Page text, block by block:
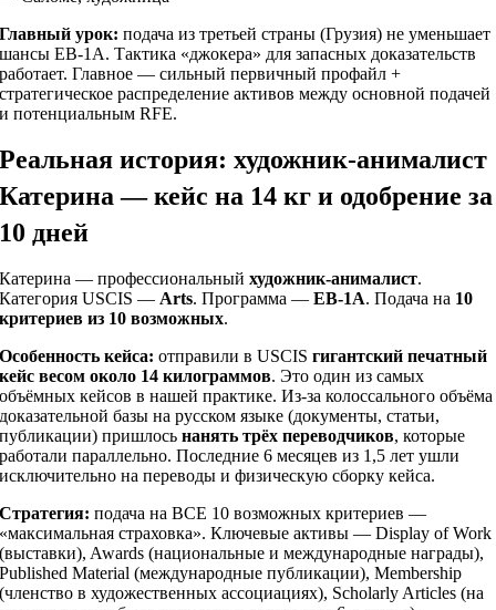
Главный урок: подача из третьей страны (Грузия) не уменьшает
шансы EB-1A. Тактика «джокера» для запасных доказательств
работает. Главное — сильный первичный профайл +
стратегическое распределение активов между основной подачей
и потенциальным RFE.
Реальная история: художник-анималист
Катерина — кейс на 14 кг и одобрение за
10 дней
Катерина — профессиональныйхудожник-анималист.
Категория USCIS — Arts. Программа —EB-1A. Подача на 10
критериев из 10 возможных.
Особенность кейса: отправили в USCISгигантский печатный
кейс весом около 14 килограммов. Это один из самых
объёмных кейсов в нашей практике. Из-за колоссального объёма
доказательной базы на русском языке (документы, статьи,
публикации) пришлосьнанять трёх переводчиков, которые
работали параллельно. Последние 6 месяцев из 1,5 лет ушли
исключительно на переводы и физическую сборку кейса.
Стратегия: подача на ВСЕ 10 возможных критериев —
«максимальная страховка». Ключевые активы — Display of Work
(выставки), Awards (национальные и международные награды),
Published Material (международные публикации), Membership
(членство в художественных ассоциациях), Scholarly Articles (на